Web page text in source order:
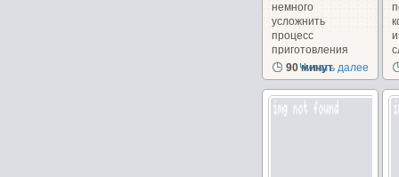
немного
усложнить
процесс
приготовления
этого...
90 минут
Читать далее